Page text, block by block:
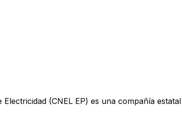
(CNEL EP) es una compañía